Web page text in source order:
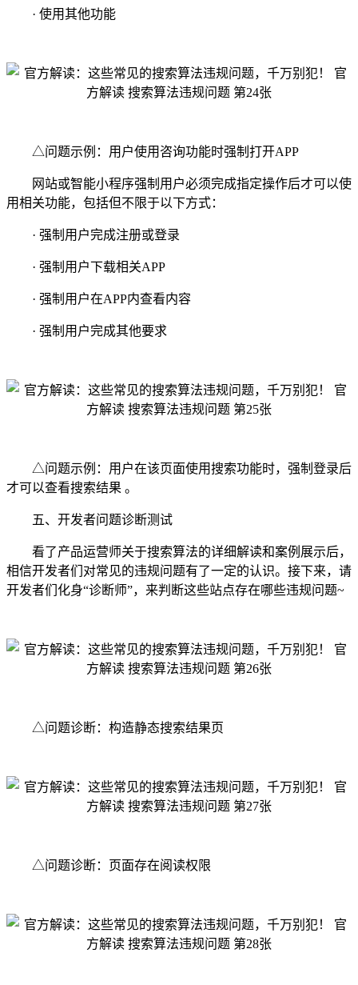
· 使用其他功能
△问题示例：用户使用咨询功能时强制打开APP
网站或智能小程序强制用户必须完成指定操作后才可以使
用相关功能，包括但不限于以下方式：
· 强制用户完成注册或登录
· 强制用户下载相关APP
· 强制用户在APP内查看内容
· 强制用户完成其他要求
△问题示例：用户在该页面使用搜索功能时，强制登录后
才可以查看搜索结果 。
五、开发者问题诊断测试
看了产品运营师关于搜索算法的详细解读和案例展示后，
相信开发者们对常见的违规问题有了一定的认识。接下来，请
开发者们化身“诊断师”，来判断这些站点存在哪些违规问题~
△问题诊断：构造静态搜索结果页
△问题诊断：页面存在阅读权限